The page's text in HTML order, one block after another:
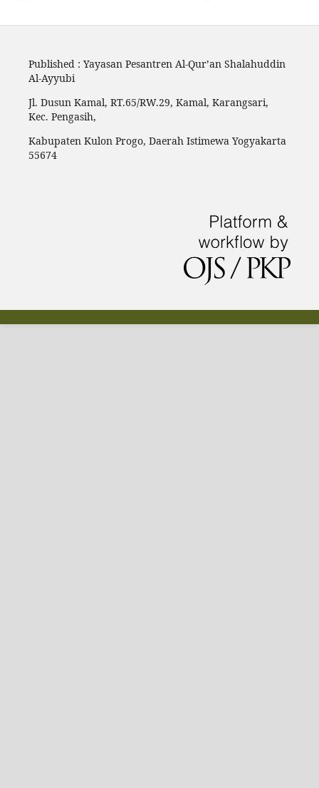
Published : Yayasan Pesantren Al-Qur’an Shalahuddin
Al-Ayyubi
Jl. Dusun Kamal, RT.65/RW.29, Kamal, Karangsari,
Kec. Pengasih,
Kabupaten Kulon Progo, Daerah Istimewa Yogyakarta
55674